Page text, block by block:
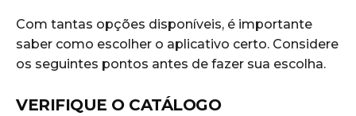
Com tantas opções disponíveis, é importante
saber como escolher o aplicativo certo. Considere
os seguintes pontos antes de fazer sua escolha.
VERIFIQUE O CATÁLOGO